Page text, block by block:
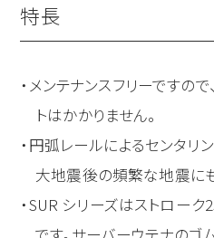
特長
メンテナンスフリーですの
トはかかりません。
円弧レールによるセンタリン
大地震後の頻繁な地震に
SUR シリーズはストローク